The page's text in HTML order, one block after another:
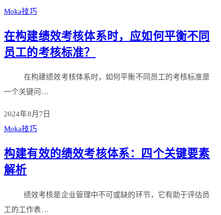
Moka技巧
在构建绩效考核体系时，应如何平衡不同
员工的考核标准？
在构建绩效考核体系时，如何平衡不同员工的考核标准是
一个关键问…
2024年8月7日
Moka技巧
构建有效的绩效考核体系：四个关键要素
解析
绩效考核是企业管理中不可或缺的环节，它有助于评估员
工的工作表…